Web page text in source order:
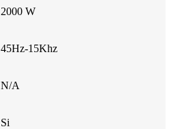
2000 W
45Hz-15Khz
N/A
Si